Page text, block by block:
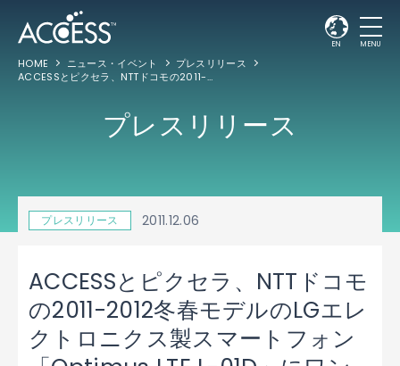
EN MENU
HOME ニュース・イベント
プレスリリース
ACCESSとピクセラ、NTTドコモの2011-2012冬春モデルのLGエレクトロニクス製スマートフォン「Optimus LTE L-01D」にワンセグソリューションを提供
プレスリリース
プレスリリース 2011.12.06
ACCESSとピクセラ、NTTドコモ
の2011-2012冬春モデルのLGエレ
クトロニクス製スマートフォン